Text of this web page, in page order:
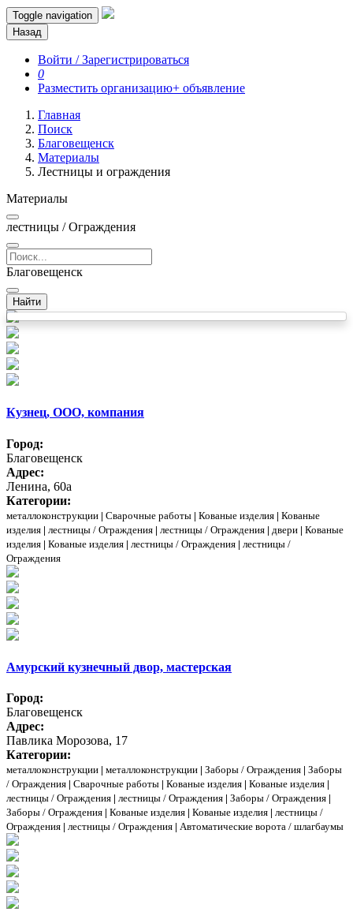
Toggle navigation
Назад
Войти / Зарегистрироваться
0
Разместить организацию+ объявление
Главная
Поиск
Благовещенск
Материалы
Лестницы и ограждения
Материалы
лестницы / Ограждения
Благовещенск
Найти
Кузнец, ООО, компания
Город:
Благовещенск
Адрес:
Ленина, 60а
Категории:
металлоконструкции | Сварочные работы | Кованые изделия | Кованые
изделия | лестницы / Ограждения | лестницы / Ограждения | двери | Кованые
изделия | Кованые изделия | лестницы / Ограждения | лестницы /
Ограждения
Амурский кузнечный двор, мастерская
Город:
Благовещенск
Адрес:
Павлика Морозова, 17
Категории:
металлоконструкции | металлоконструкции | Заборы / Ограждения | Заборы
/ Ограждения | Сварочные работы | Кованые изделия | Кованые изделия |
лестницы / Ограждения | лестницы / Ограждения | Заборы / Ограждения |
Заборы / Ограждения | Кованые изделия | Кованые изделия | лестницы /
Ограждения | лестницы / Ограждения | Автоматические ворота / шлагбаумы